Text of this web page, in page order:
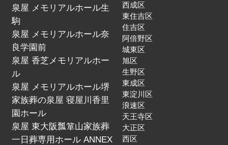
泉屋 メモリアルホール生
駒
泉屋 メモリアルホール奈
良学園前
泉屋 香芝メモリアルホー
ル
泉屋 メモリアルホール堺
家族葬の泉屋 寝屋川香里
園ホール
泉屋 東大阪瓢箪山家族葬
一日葬専用ホール ANNEX
西成区
東住吉区
住吉区
阿倍野区
城東区
旭区
生野区
東成区
東淀川区
浪速区
天王寺区
大正区
西区